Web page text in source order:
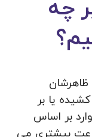
چه
ظاهرشان
یا بر
بر اساس
بیشتری می